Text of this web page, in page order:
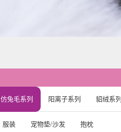
仿兔毛系列 阳离子系列 貂绒系列
服装 宠物垫/沙发 抱枕